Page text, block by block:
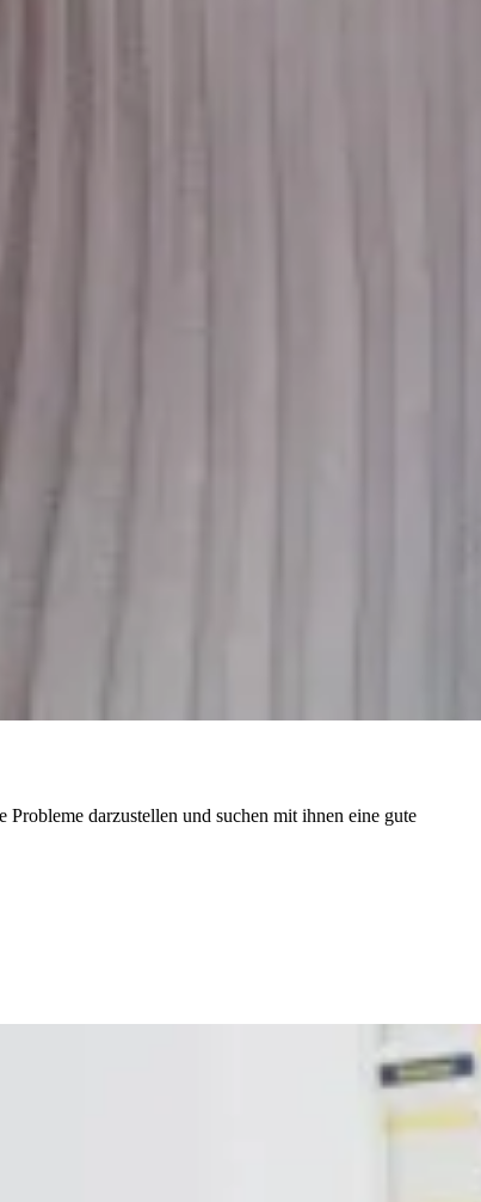
darzustellen und suchen mit ihnen eine gute